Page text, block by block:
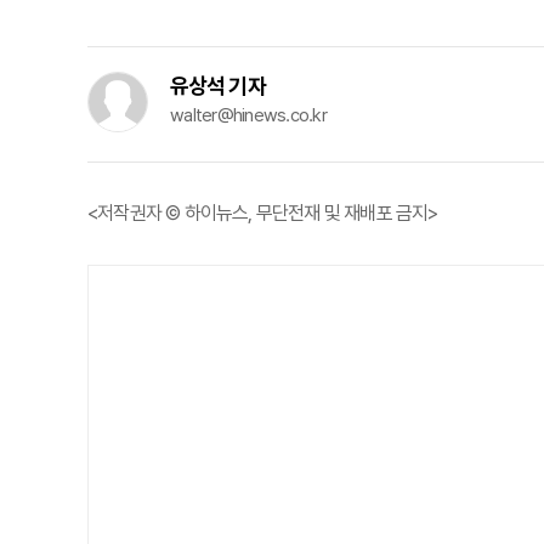
유상석 기자
walter@hinews.co.kr
<저작권자 © 하이뉴스, 무단전재 및 재배포 금지>